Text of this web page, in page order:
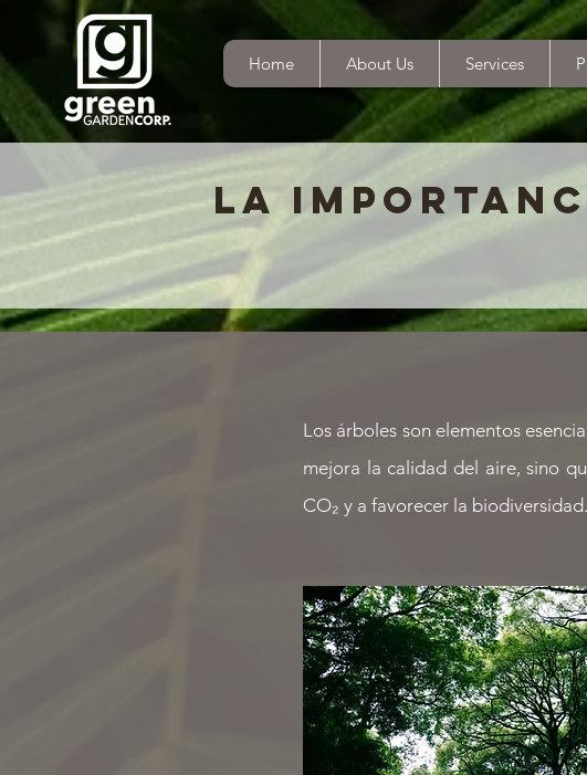
Home About Us Services
LA
Los árboles son elementos
mejora la calidad del aire, sino
CO₂ y a favorecer la biodiversidad.